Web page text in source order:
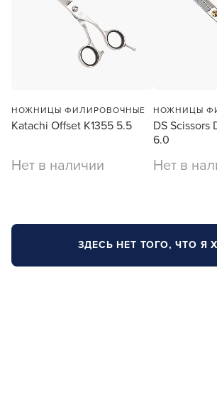
НОЖНИЦЫ ФИЛИРОВОЧНЫЕ
Katachi Offset K1355 5.5
Нет в наличии
НОЖНИЦЫ
DS Scissors
6.0
Нет в
ЗДЕСЬ НЕТ ТОГО, ЧТО Я